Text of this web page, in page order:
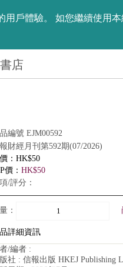
戶體驗。 如您繼續使用
店
編號 EJM00592
財經月刊第592期(07/2026)
：HK$50
價： HK$50
/評分：
：
詳細資訊
/編者 :
社 : 信報出版 HKEJ Publishing